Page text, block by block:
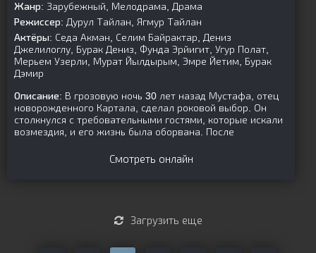
Жанр: Зарубежный, Мелодрама, Драма
Режиссер: Дурул Тайлан, Ягмур Тайлан
Актёры: Седа Акман, Селим Байрактар, Дениз
Джелилоглу, Бурак Дениз, Фунда Эрйигит, Угур Полат,
Мерьем Узерли, Мурат Йылдырым, Эмре Йетим, Бурак
Дэмир
Описание: В грозовую ночь 30 лет назад Мустафа, отец
новорожденного Картала, сделал роковой выбор. Он
столкнулся с требовательными гостями, которые искали
возмездия, и его жизнь была оборвана. После
Смотреть онлайн
Загрузить еще